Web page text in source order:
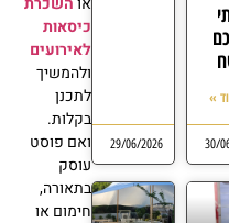
»
30/
29/06/2026
כיסאות
לאירועים
ולהמשיך
לתכנן
בקלות.
ואם פוסט
עוסק
בתאורה,
חימום או